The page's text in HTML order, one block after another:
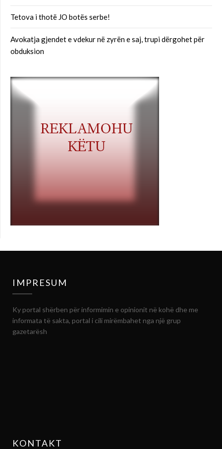
Tetova i thotë JO botës serbe!
Avokatja gjendet e vdekur në zyrën e saj, trupi dërgohet për
obduksion
IMPRESUM
Ky portal shërben për informimin e opinionit në kohë dhe me
informata të sakta, portal i cili mirëmbahet nga një grup
gazetarësh
KONTAKT